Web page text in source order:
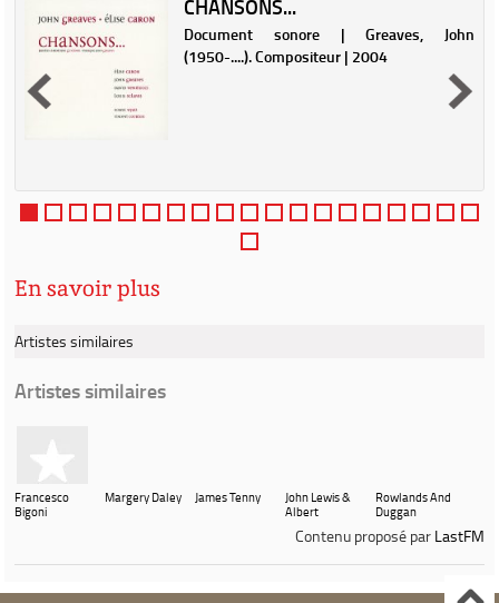
CHANSONS...
Document sonore | Greaves, John
(1950-....). Compositeur | 2004
En savoir plus
Artistes similaires
Artistes similaires
Francesco
Bigoni
Margery Daley James Tenny
John Lewis &
Albert
Rowlands And
Duggan
Contenu proposé par LastFM